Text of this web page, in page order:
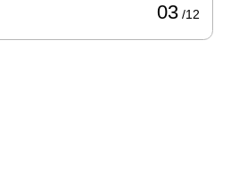
12 /01